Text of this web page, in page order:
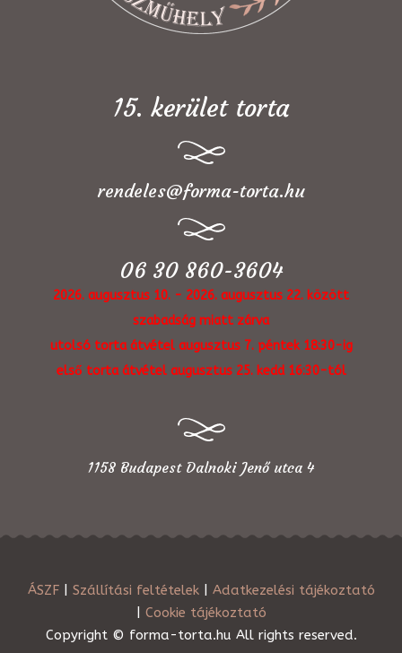
15. kerület torta
rendeles@forma-torta.hu
06 30 860-3604
2026. augusztus 10. - 2026. augusztus 22. között
szabadság miatt zárva
utolsó torta átvétel augusztus 7. péntek 18:30-ig
első torta átvétel augusztus 25. kedd 16:30-tól
1158 Budapest Dalnoki Jenő utca 4
ÁSZF| Szállítási feltételek| Adatkezelési tájékoztató
Cookie tájékoztató
Copyright © forma-torta.hu All rights reserved.